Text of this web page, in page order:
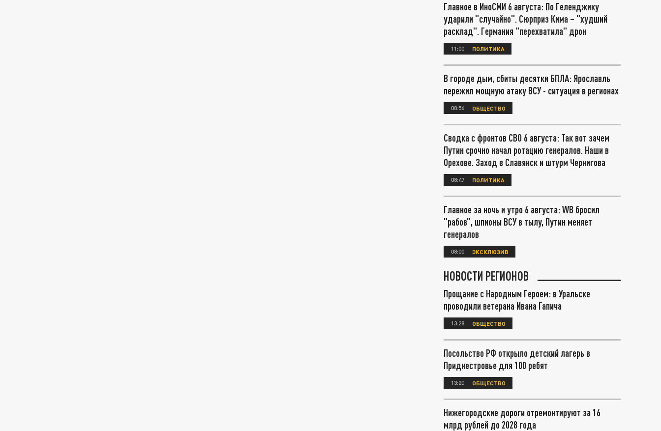
Главное в ИноСМИ 6 августа: По Геленджику
ударили "случайно". Сюрприз Кима – "худший
расклад". Германия "перехватила" дрон
11:00 ПОЛИТИКА
В городе дым, сбиты десятки БПЛА: Ярославль
пережил мощную атаку ВСУ - ситуация в регионах
08:56 ОБЩЕСТВО
Сводка с фронтов СВО 6 августа: Так вот зачем
Путин срочно начал ротацию генералов. Наши в
Орехове. Заход в Славянск и штурм Чернигова
08:47 ПОЛИТИКА
Главное за ночь и утро 6 августа: WB бросил
"рабов", шпионы ВСУ в тылу, Путин меняет
генералов
08:00 ЭКСКЛЮЗИВ
НОВОСТИ РЕГИОНОВ
Прощание с Народным Героем: в Уральске
проводили ветерана Ивана Гапича
13:28 ОБЩЕСТВО
Посольство РФ открыло детский лагерь в
Приднестровье для 100 ребят
13:20 ОБЩЕСТВО
Нижегородские дороги отремонтируют за 16
млрд рублей до 2028 года